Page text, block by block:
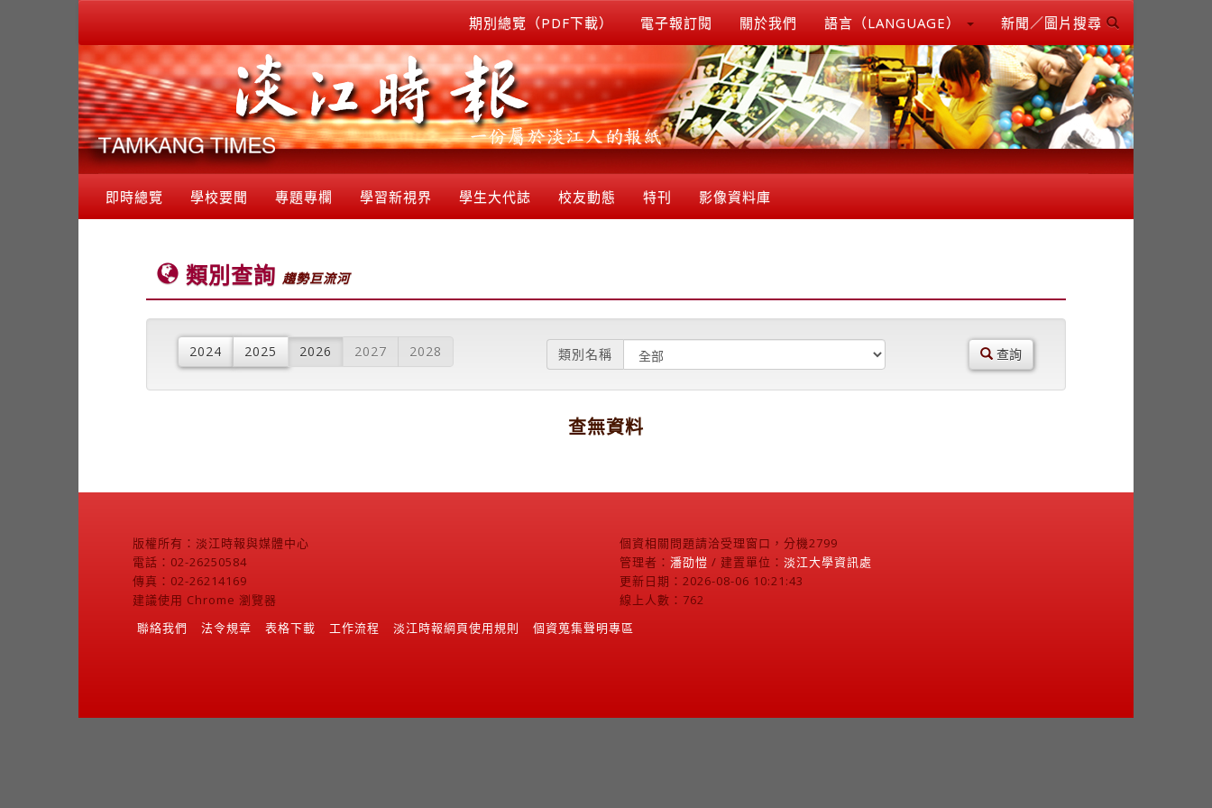
期別總覽（PDF下載） 電子報訂閱 關於我們 語言（LANGUAGE） 新聞／圖片搜尋
即時總覽 學校要聞 專題專欄 學習新視界 學生大代誌 校友動態 特刊 影像資料庫
類別查詢 趨勢巨流河
2024 2025 2026 2027 2028 類別名稱 查詢
查無資料
版權所有：淡江時報與媒體中心
電話：02-26250584
傳真：02-26214169
建議使用 Chrome 瀏覽器
個資相關問題請洽受理窗口，分機2799
管理者： 潘劭愷 / 建置單位： 淡江大學資訊處
更新日期：2026-08-06 10:21:43
線上人數：762
聯絡我們
法令規章 表格下載 工作流程 淡江時報網頁使用規則 個資蒐集聲明專區